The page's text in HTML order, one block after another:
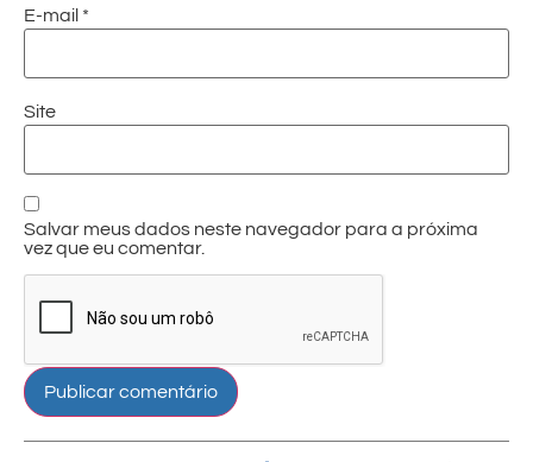
E-mail *
Site
Salvar meus dados neste navegador para a próxima
vez que eu comentar.